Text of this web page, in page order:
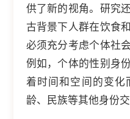
供了新的视角。研究
古背景下人群在饮食
必须充分考虑个体社
例如，个体的性别身
着时间和空间的变化
龄、民族等其他身份交